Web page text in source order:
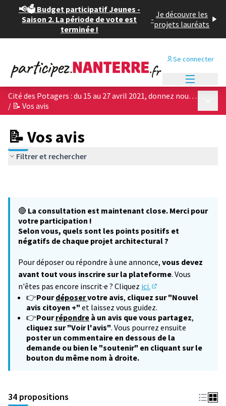
📢🗳️ Budget participatif Jeunes -
Saison 2. La période de vote est
terminée !
- Je découvre les
projets lauréats
Se connecter
Cité des Potagers : du 15 au 27 avril 2021, donnez nous votre avis sur les 4 projets architecturaux !
/ 📝 Vos avis
📝 Vos avis
Filtrer et rechercher
🔴 La consultation est maintenant close. Merci pour
votre participation !
Selon vous, quels sont les points positifs et
négatifs de chaque projet architectural ?
Pour déposer ou répondre à une annonce, vous devez
avant tout vous inscrire sur la plateforme. Vous
n'êtes pas encore inscrit·e ? Cliquez ici.
(S'ouvre dans un
👉Pourdéposervotre avis, cliquez sur "Nouvel
avis citoyen +" et laissez vous guidez.
👉Pourrépondre à un avis que vous partagez,
cliquez sur "Voir l'avis". Vous pourrez ensuite
poster un commentaire en dessous de la
demande ou bien le "soutenir" en cliquant sur le
bouton du même nom à droite.
34 propositions